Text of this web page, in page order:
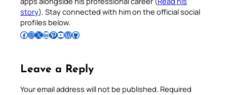
story). Stay connected with him on the official social
profiles below.
Follow Pradeep on Facebook Follow Pradeep on InstagramFollow Pradeep on X Follow Pradeep on LinkedIn Follow Pradeep on Pinterest Subscribe to Pradeep’s Youtube Channel Follow Pradeep on WordPress Follow Pradeep on GitHub
Leave a Reply
Your email address will not be published. Required